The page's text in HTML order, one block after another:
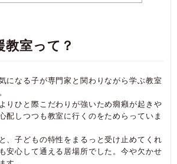
教室って？
になる子が専門家と関わりながら学ぶ教室
りひと際こだわりが強いため癇癪が起きや
配しつつも教室に行くのをためらっていま
、子どもの特性をまるっと受け止めてくれ
安心して通える居場所でした。今や欠かせ